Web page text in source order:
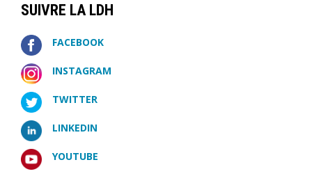
SUIVRE LA LDH
FACEBOOK
INSTAGRAM
TWITTER
LINKEDIN
YOUTUBE